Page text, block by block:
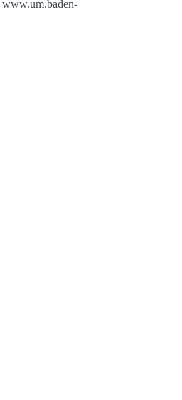
www.um.baden-